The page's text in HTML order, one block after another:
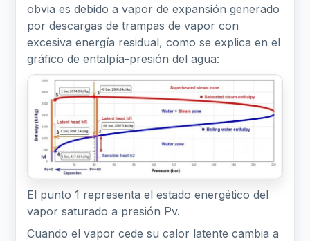
obvia es debido a vapor de expansión generado
por descargas de trampas de vapor con
excesiva energía residual, como se explica en el
gráfico de entalpía-presión del agua:
El punto 1 representa el estado energético del
vapor saturado a presión Pv.
Cuando el vapor cede su calor latente cambia a